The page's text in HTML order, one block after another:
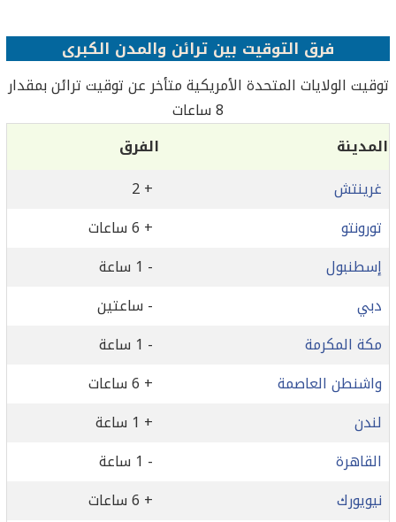
فرق التوقيت بين ترائن والمدن الكبرى
توقيت الولايات المتحدة الأمريكية متأخر عن توقيت ترائن بمقدار
8 ساعات
المدينة
الفرق
غرينتش
+ 2
تورونتو
+ 6 ساعات
إسطنبول
- 1 ساعة
دبي
- ساعتين
مكة المكرمة
- 1 ساعة
واشنطن العاصمة
+ 6 ساعات
لندن
+ 1 ساعة
القاهرة
- 1 ساعة
نيويورك
+ 6 ساعات